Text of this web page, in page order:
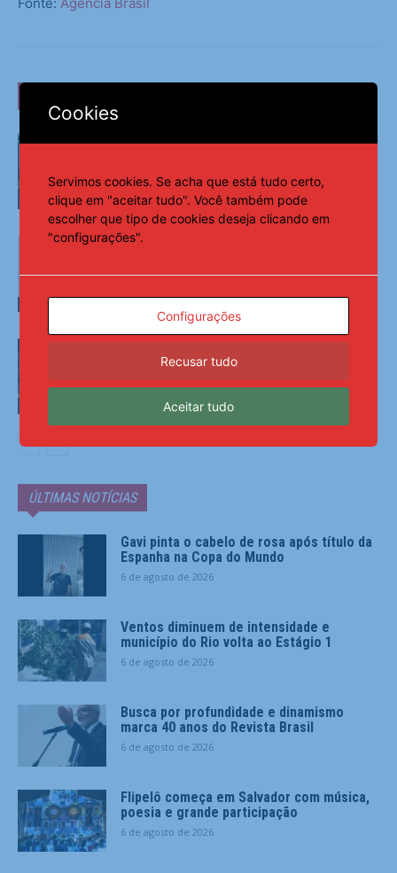
Fonte: Agência Brasil
Últimas Notícias
Ventos diminuem de intensidade e
Últimas Notícias
Busca por profundidade e dinamismo
Flipelô começa em Salvador com
música, poesia e grande participação
ÚLTIMAS NOTÍCIAS
Gavi pinta o cabelo de rosa após título da
Espanha na Copa do Mundo
6 de agosto de 2026
Ventos diminuem de intensidade e
município do Rio volta ao Estágio 1
6 de agosto de 2026
Busca por profundidade e dinamismo
marca 40 anos do Revista Brasil
6 de agosto de 2026
Flipelô começa em Salvador com música,
poesia e grande participação
6 de agosto de 2026
Cookies
Servimos cookies. Se acha que está tudo certo,
clique em "aceitar tudo". Você também pode
escolher que tipo de cookies deseja clicando em
"configurações".
Configurações
Recusar tudo
Aceitar tudo